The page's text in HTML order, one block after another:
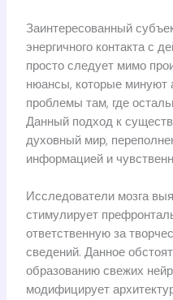
Заинтересованный
энергичного контакта с
просто следует мимо
нюансы, которые минуют
проблемы там, где
Данный подход к
духовный мир,
информацией и
Исследователи мозга
стимулирует
ответственную за
сведений. Данное
образованию свежих
модифицирует